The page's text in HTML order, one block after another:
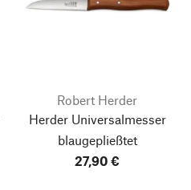
Robert Herder
Herder Universalmesser
blaugepließtet
27,90 €